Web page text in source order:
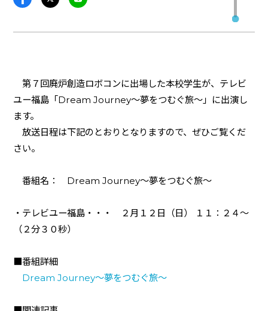
第７回廃炉創造ロボコンに出場した本校学生が、テレビ
ユー福島「Dream Journey〜夢をつむぐ旅〜」に出演し
ます。
放送日程は下記のとおりとなりますので、ぜひご覧くだ
さい。
番組名： Dream Journey〜夢をつむぐ旅〜
・テレビユー福島・・・ ２月１２日（日） １１：２４～
（２分３０秒）
■番組詳細
Dream Journey〜夢をつむぐ旅〜